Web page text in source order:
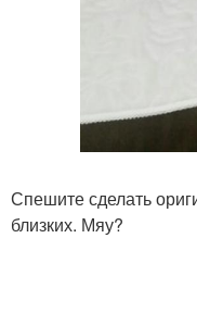
Спешите сделать
близких. Мяу?